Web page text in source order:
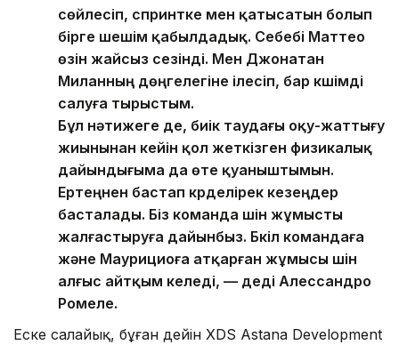
сөйлесіп, спринтке мен қатысатын болып
бірге шешім қабылдадық. Себебі Маттео
өзін жайсыз сезінді. Мен Джонатан
Миланның дөңгелегіне ілесіп, бар күшімді
салуға тырыстым.
Бұл нәтижеге де, биік таудағы оқу-жаттығу
жиынынан кейін қол жеткізген физикалық
дайындығыма да өте қуаныштымын.
Ертеңнен бастап күрделірек кезеңдер
басталады. Біз команда үшін жұмысты
жалғастыруға дайынбыз. Бүкіл командаға
және Маурициоға атқарған жұмысы үшін
алғыс айтқым келеді, — деді Алессандро
Ромеле.
Еске салайық, бұған дейін XDS Astana Development